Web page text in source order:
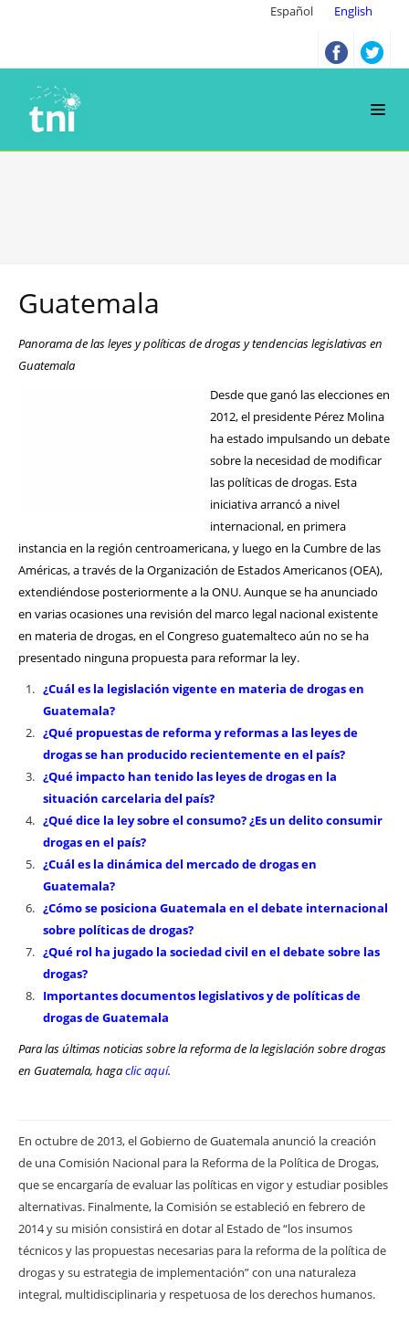
Español English
Guatemala
Panorama de las leyes y políticas de drogas y tendencias legislativas en
Guatemala
Desde que ganó las elecciones en
2012, el presidente Pérez Molina
ha estado impulsando un debate
sobre la necesidad de modificar
las políticas de drogas. Esta
iniciativa arrancó a nivel
internacional, en primera
instancia en la región centroamericana, y luego en la Cumbre de las
Américas, a través de la Organización de Estados Americanos (OEA),
extendiéndose posteriormente a la ONU. Aunque se ha anunciado
en varias ocasiones una revisión del marco legal nacional existente
en materia de drogas, en el Congreso guatemalteco aún no se ha
presentado ninguna propuesta para reformar la ley.
¿Cuál es la legislación vigente en materia de drogas en
Guatemala?
¿Qué propuestas de reforma y reformas a las leyes de
drogas se han producido recientemente en el país?
¿Qué impacto han tenido las leyes de drogas en la
situación carcelaria del país?
¿Qué dice la ley sobre el consumo? ¿Es un delito consumir
drogas en el país?
¿Cuál es la dinámica del mercado de drogas en
Guatemala?
¿Cómo se posiciona Guatemala en el debate internacional
sobre políticas de drogas?
¿Qué rol ha jugado la sociedad civil en el debate sobre las
drogas?
Importantes documentos legislativos y de políticas de
drogas de Guatemala
Para las últimas noticias sobre la reforma de la legislación sobre drogas
en Guatemala, hagaclic aquí.
En octubre de 2013, el Gobierno de Guatemala anunció la creación
de una Comisión Nacional para la Reforma de la Política de Drogas,
que se encargaría de evaluar las políticas en vigor y estudiar posibles
alternativas. Finalmente, la Comisión se estableció en febrero de
2014 y su misión consistirá en dotar al Estado de “los insumos
técnicos y las propuestas necesarias para la reforma de la política de
drogas y su estrategia de implementación” con una naturaleza
integral, multidisciplinaria y respetuosa de los derechos humanos.